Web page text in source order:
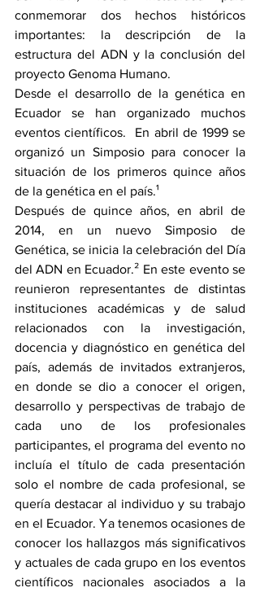
conmemorar dos hechos históricos
importantes: la descripción de la
estructura del ADN y la conclusión del
proyecto Genoma Humano.
Desde el desarrollo de la genética en
Ecuador se han organizado muchos
eventos científicos.  En abril de 1999 se
organizó un Simposio para conocer la
situación de los primeros quince años
de la genética en el país.¹
Después de quince años, en abril de
2014, en un nuevo Simposio de
Genética, se inicia la celebración del Día
del ADN en Ecuador.² En este evento se
reunieron representantes de distintas
instituciones académicas y de salud
relacionados con la investigación,
docencia y diagnóstico en genética del
país, además de invitados extranjeros,
en donde se dio a conocer el origen,
desarrollo y perspectivas de trabajo de
cada uno de los profesionales
participantes, el programa del evento no
incluía el título de cada presentación
solo el nombre de cada profesional, se
quería destacar al individuo y su trabajo
en el Ecuador. Ya tenemos ocasiones de
conocer los hallazgos más significativos
y actuales de cada grupo en los eventos
científicos nacionales asociados a la